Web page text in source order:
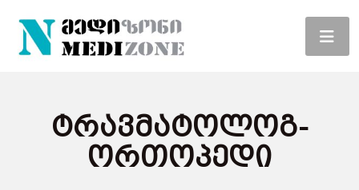
Ტრავმატოლოგ-
Ორთოპედი